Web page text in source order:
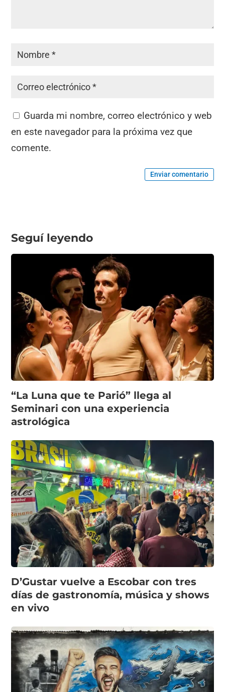
Guarda mi nombre, correo electrónico y web
en este navegador para la próxima vez que
comente.
Enviar comentario
Seguí leyendo
“La Luna que te Parió” llega al
Seminari con una experiencia
astrológica
D’Gustar vuelve a Escobar con tres
días de gastronomía, música y shows
en vivo